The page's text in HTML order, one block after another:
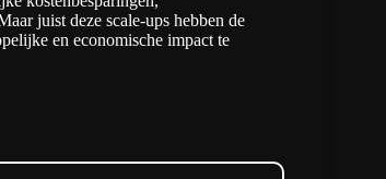
juist deze scale-ups hebben de
en economische impact te